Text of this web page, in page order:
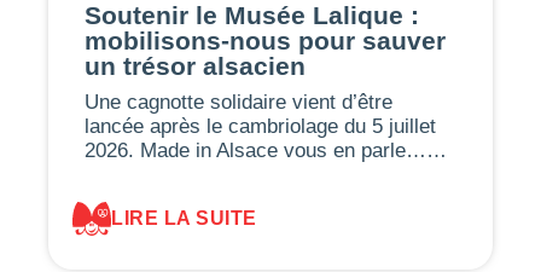
Soutenir le Musée Lalique :
mobilisons-nous pour sauver
un trésor alsacien
Une cagnotte solidaire vient d’être
lancée après le cambriolage du 5 juillet
2026. Made in Alsace vous en parle……
LIRE LA SUITE